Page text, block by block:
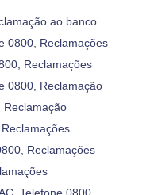
ao banco
0800, Reclamações
Reclamações
0800, Reclamação
Reclamação
Reclamações